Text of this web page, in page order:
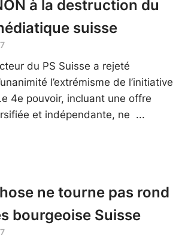
à la destruction du
suisse
du PS Suisse a rejeté
l’extrémisme de l’initiative
4e pouvoir, incluant une offre
et indépendante, ne
ne tourne pas rond
bourgeoise Suisse